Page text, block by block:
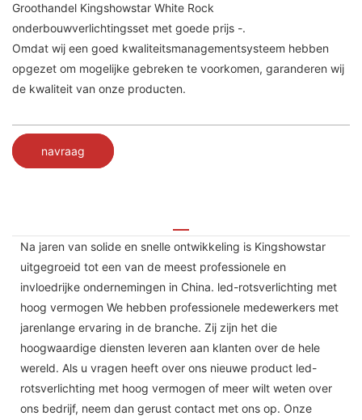
Groothandel Kingshowstar White Rock
onderbouwverlichtingsset met goede prijs -.
Omdat wij een goed kwaliteitsmanagementsysteem hebben
opgezet om mogelijke gebreken te voorkomen, garanderen wij
de kwaliteit van onze producten.
navraag
Na jaren van solide en snelle ontwikkeling is Kingshowstar
uitgegroeid tot een van de meest professionele en
invloedrijke ondernemingen in China. led-rotsverlichting met
hoog vermogen We hebben professionele medewerkers met
jarenlange ervaring in de branche. Zij zijn het die
hoogwaardige diensten leveren aan klanten over de hele
wereld. Als u vragen heeft over ons nieuwe product led-
rotsverlichting met hoog vermogen of meer wilt weten over
ons bedrijf, neem dan gerust contact met ons op. Onze